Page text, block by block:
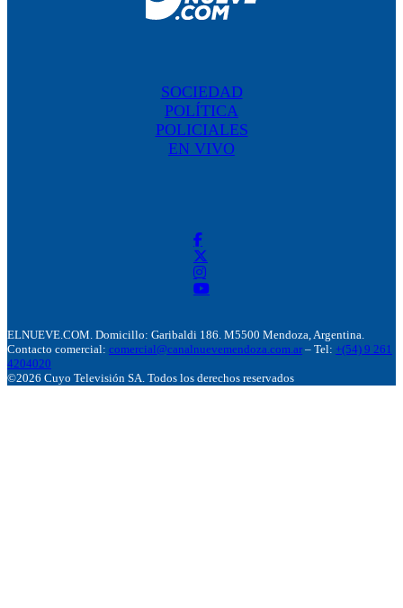
SOCIEDAD
POLÍTICA
POLICIALES
EN VIVO
ELNUEVE.COM. Domicillo: Garibaldi 186. M5500 Mendoza, Argentina.
Contacto comercial: comercial@canalnuevemendoza.com.ar – Tel: +(54) 9 261
4204020
©2026 Cuyo Televisión SA. Todos los derechos reservados